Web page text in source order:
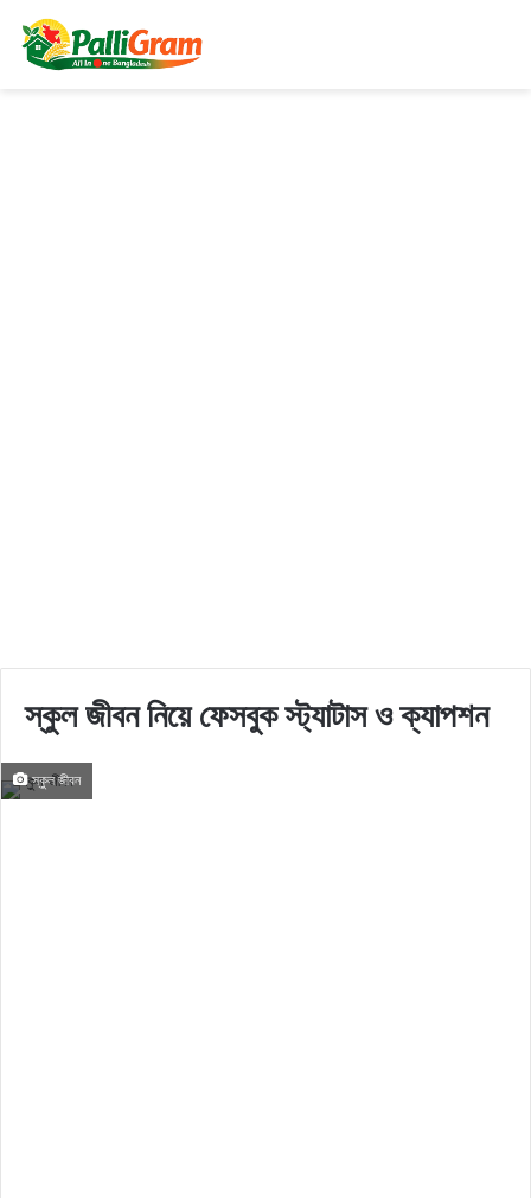
স্কুল জীবন নিয়ে ফেসবুক স্ট্যাটাস ও ক্যাপশন
স্কুল জীবন